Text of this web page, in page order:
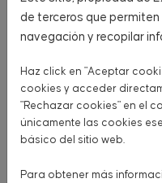
Aquí encontrarás todo
de terceros que
navegación y recopilar
Haz click en "Aceptar
cookies y acceder
"Rechazar cookies" en el
únicamente las cookies
básico del sitio web.
Para obtener más